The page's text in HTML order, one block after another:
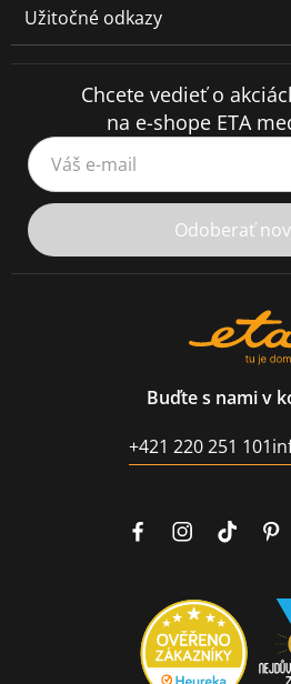
Užitočné odkazy
Chcete vedieť o
na e-shope ETA
Váš e-mail
Odoberať
Buďte s nami v
+421 220 251 101